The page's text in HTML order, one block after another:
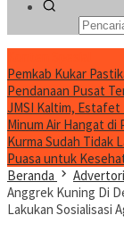
Pemkab Kukar
Pendanaan Pusat
JMSI Kaltim,
Minum Air Hangat di
Kurma Sudah Tidak
Puasa untuk
Beranda
Anggrek Kuning Di
Lakukan Sosialisasi